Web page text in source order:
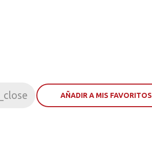
AÑADIR A MIS FAVORITOS